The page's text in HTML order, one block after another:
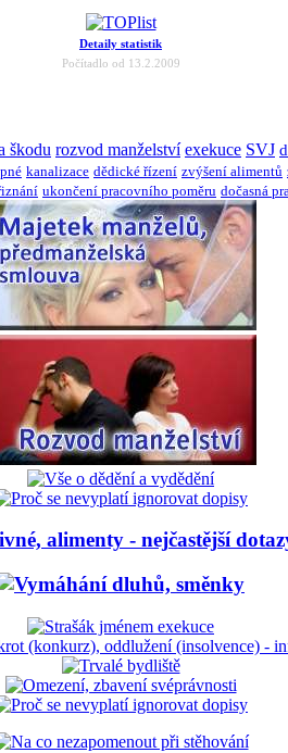
Detaily statistik
Počítadlo od 13.2.2009
škodu rozvod manželství exekuce SVJ
kanalizace dědické řízení zvýšení alimentů
ukončení pracovního poměru dočasná